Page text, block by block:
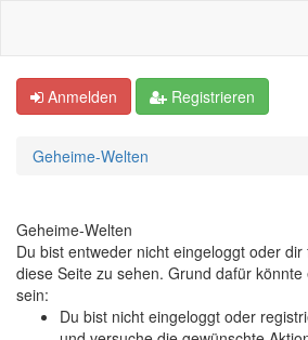
Anmelden Registrieren
Geheime-Welten
Geheime-Welten
Du bist entweder nicht eingeloggt oder
diese Seite zu sehen. Grund dafür
sein:
Du bist nicht eingeloggt oder